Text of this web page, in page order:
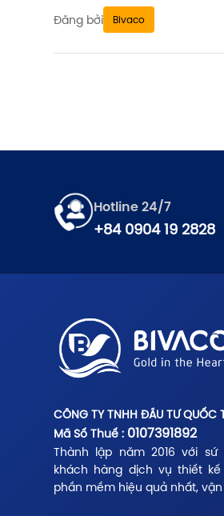
Đăng bởi Bivaco
Hotline 24/7
+84 0904 19 2828
CÔNG TY TNHH ĐẦU TƯ QUỐC
Mã Số Thuế : 0107391892
Thành lập năm 2016 với
khách hàng dịch vụ thiết
phần mềm hiệu quả nhất,